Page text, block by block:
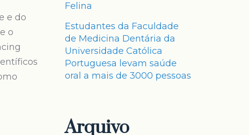
e do
o
Felina
Estudantes da Faculdade
de Medicina Dentária da
Universidade Católica
Portuguesa levam saúde
oral a mais de 3000 pessoas
Arquivo